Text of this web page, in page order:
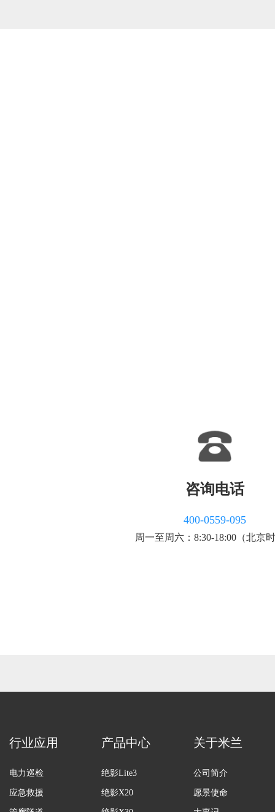
咨询电话
400-0559-095
周一至周六：8:30-18:00（北京
行业应用
电力巡检
应急救援
产品中心
绝影Lite3
绝影X20
关于米兰
公司简介
愿景使命